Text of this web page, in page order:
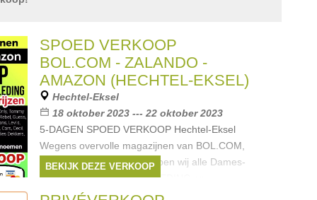
SPOED VERKOOP
BOL.COM - ZALANDO -
AMAZON (HECHTEL-EKSEL)
Hechtel-Eksel
18 oktober 2023 --- 22 oktober 2023
5-DAGEN SPOED VERKOOP Hechtel-Eksel
Wegens overvolle magazijnen van BOL.COM,
Zalando en Amazon Verkopen wij alle Dames-
Heren en Kinder MERK-KLEDING en
Accessoires ALLES -50% op de originele
BEKIJK DEZE VERKOOP